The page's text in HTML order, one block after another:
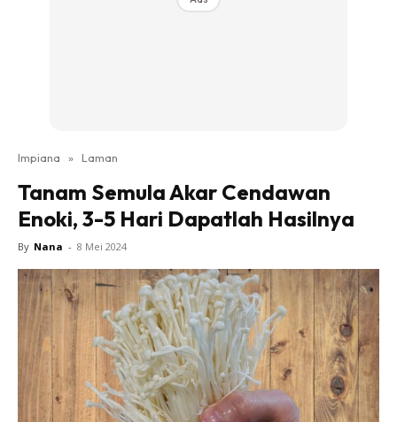
Login|Register
Ruang Makan
Ruang Tamu
Direktori
Interior Design
Landskap
DIY
Bilik Air
Bilik Tidur
Dapur
Impiana » Laman
Tanam Semula Akar Cendawan
Enoki, 3-5 Hari Dapatlah Hasilnya
By Nana - 8 Mei 2024